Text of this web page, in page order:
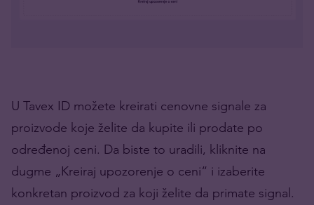
U Tavex ID možete kreirati cenovne signale za
proizvode koje želite da kupite ili prodate po
određenoj ceni. Da biste to uradili, kliknite na
dugme „Kreiraj upozorenje o ceni“ i izaberite
konkretan proizvod za koji želite da primate signal.